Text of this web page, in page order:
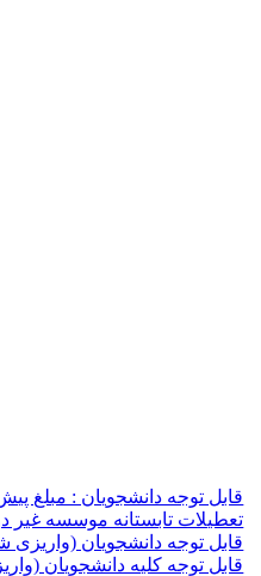
قابل توجه دانشجویان : مبلغ پیش
تعطیلات تابستانه موسسه غیر
قابل توجه دانشجویان (واریزی شهریه انتخاب
قابل توجه کلیه دانشجویان